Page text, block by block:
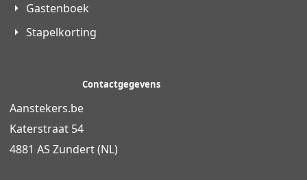
Gastenboek
Stapelkorting
Contactgegevens
Aanstekers.be
Katerstraat 54
4881 AS Zundert (NL)